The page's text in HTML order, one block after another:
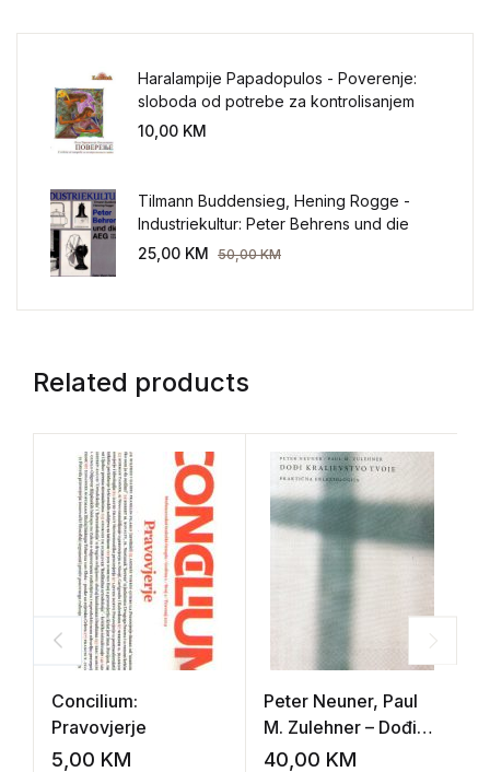
Haralampije Papadopulos - Poverenje:
sloboda od potrebe za kontrolisanjem
sveta
10,00 KM
Tilmann Buddensieg, Hening Rogge -
Industriekultur: Peter Behrens und die
AEG 1907-1914.
25,00 KM 50,00KM
Related products
Concilium:
Pravovjerje
5,00 KM
Peter Neuner, Paul
M. Zulehner – Dođi
kraljevstvo Tvoje
40,00 KM